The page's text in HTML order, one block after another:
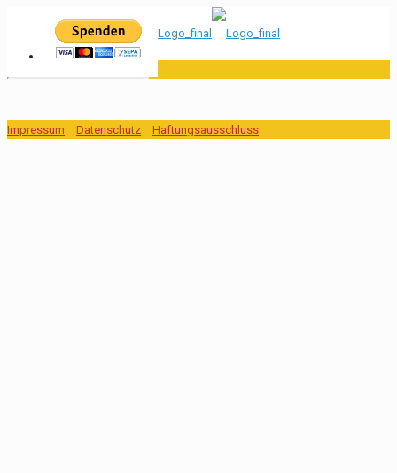
Impressum Datenschutz Haftungsausschluss